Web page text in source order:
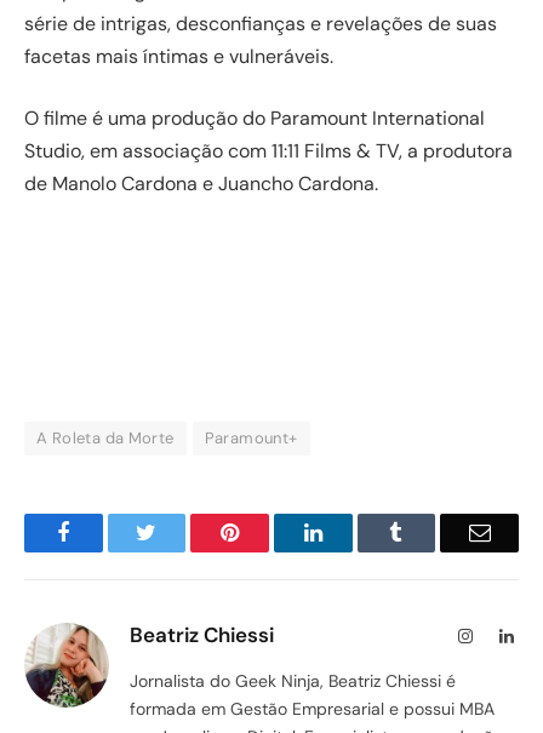
série de intrigas, desconfianças e revelações de suas
facetas mais íntimas e vulneráveis.
O filme é uma produção do Paramount International
Studio, em associação com 11:11 Films & TV, a produtora
de Manolo Cardona e Juancho Cardona.
A Roleta da Morte Paramount+
Facebook Pinterest LinkedIn Email
Beatriz Chiessi Instagram
Jornalista do Geek Ninja, Beatriz Chiessi é
formada em Gestão Empresarial e possui MBA